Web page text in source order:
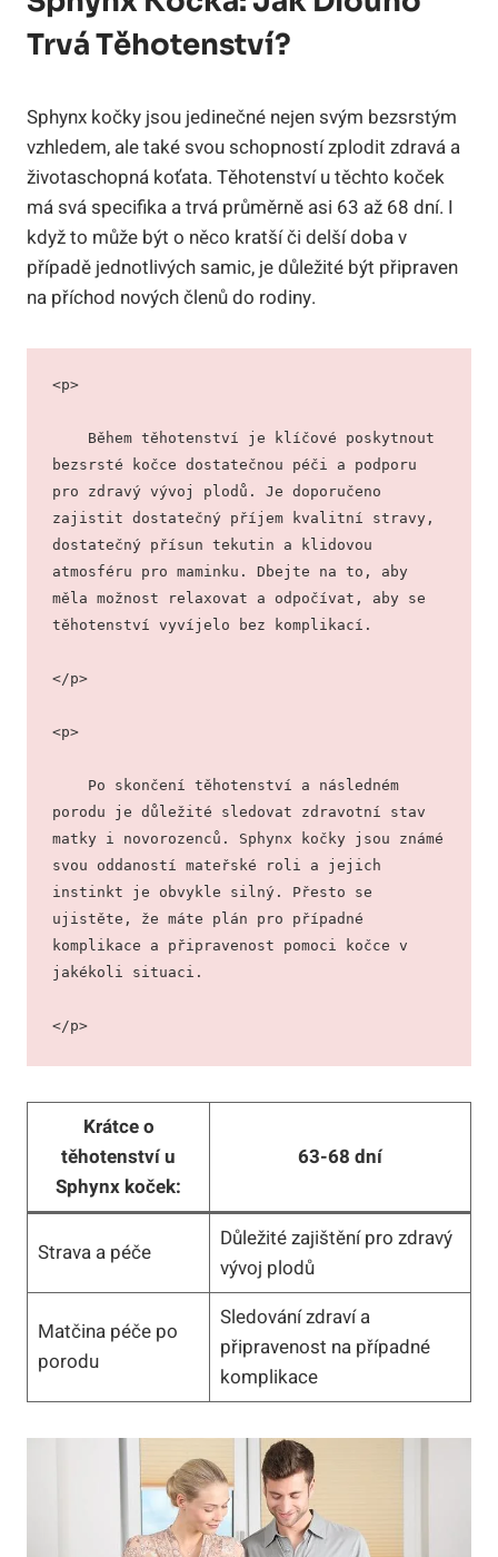
Trvá Těhotenství?
Sphynx kočky jsou jedinečné nejen svým bezsrstým
vzhledem, ale také svou schopností zplodit zdravá a
životaschopná koťata. Těhotenství u těchto koček
má svá specifika a trvá průměrně asi 63 až 68 dní. I
když to může být o něco kratší či delší doba v
případě jednotlivých samic, je důležité být připraven
na příchod nových členů do rodiny.
<p>
bezsrsté kočce dostatečnou péči a podporu
pro zdravý vývoj plodů. Je doporučeno
zajistit dostatečný příjem kvalitní stravy,
dostatečný přísun tekutin a klidovou
atmosféru pro maminku. Dbejte na to, aby
měla možnost relaxovat a odpočívat, aby se
těhotenství vyvíjelo bez komplikací.
</p>
<p>
porodu je důležité sledovat zdravotní stav
matky i novorozenců. Sphynx kočky jsou známé
svou oddaností mateřské roli a jejich
instinkt je obvykle silný. Přesto se
ujistěte, že máte plán pro případné
komplikace a připravenost pomoci kočce v
jakékoli situaci.
</p>
Krátce o
těhotenství u
Sphynx koček:
63-68 dní
Strava a péče
Důležité zajištění pro zdravý
vývoj plodů
Matčina péče po
porodu
Sledování zdraví a
připravenost na případné
komplikace